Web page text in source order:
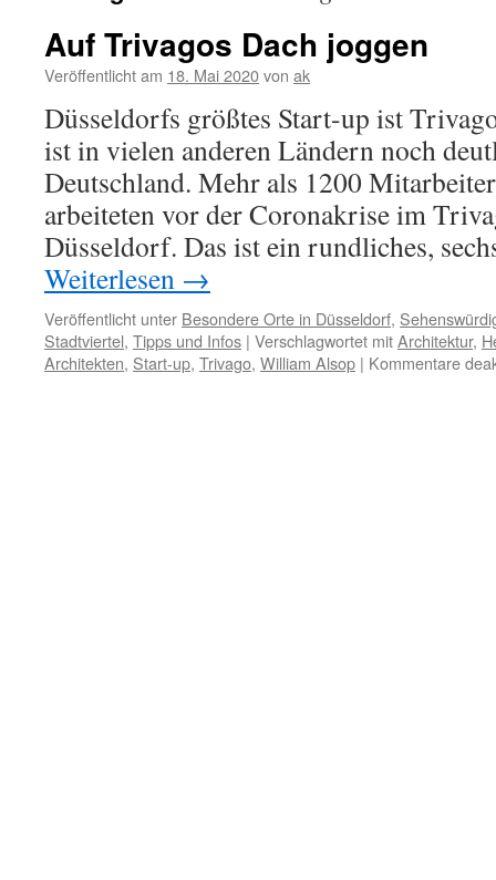
Auf Trivagos Dach joggen
Veröffentlicht am 18. Mai 2020von ak
Düsseldorfs größtes Start-up ist
ist in vielen anderen Ländern noch
Deutschland. Mehr als 1200
arbeiteten vor der Coronakrise im
Düsseldorf. Das ist ein rundliches,
Weiterlesen →
Veröffentlicht unter Besondere Orte in Düsseldorf,
Stadtviertel, Tipps und Infos | Verschlagwortet mitArchitektur,
Architekten, Start-up, Trivago, William Alsop | Kommentare